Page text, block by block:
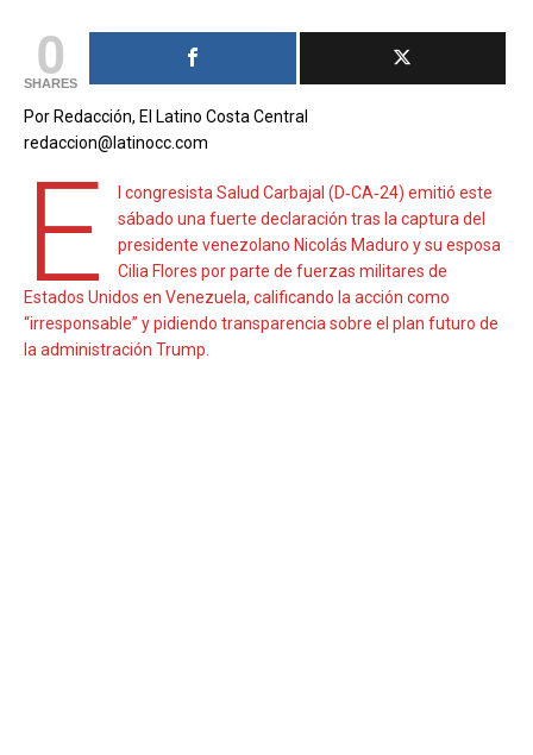
0
SHARES
Por Redacción, El Latino Costa Central
redaccion@latinocc.com
E
l congresista Salud Carbajal (D‑CA‑24) emitió este
sábado una fuerte declaración tras la captura del
presidente venezolano Nicolás Maduro y su esposa
Cilia Flores por parte de fuerzas militares de
Estados Unidos en Venezuela, calificando la acción como
“irresponsable” y pidiendo transparencia sobre el plan futuro de
la administración Trump.